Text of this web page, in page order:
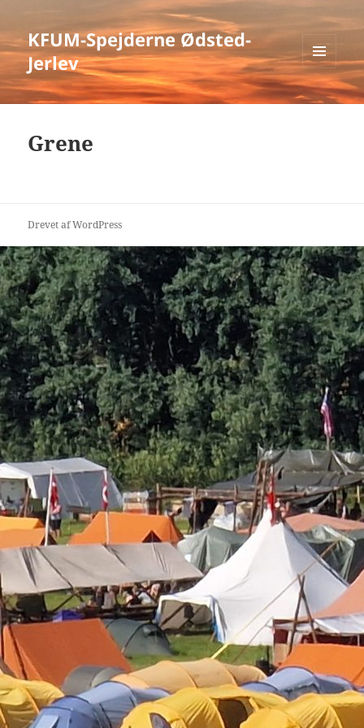
KFUM-Spejderne Ødsted-
Jerlev
MENU
OG
WIDGETS
Grene
Drevet af WordPress